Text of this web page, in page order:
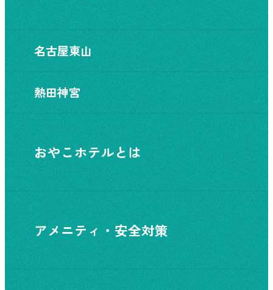
名古屋東山
熱田神宮
おやこホテルとは
アメニティ・安全対策